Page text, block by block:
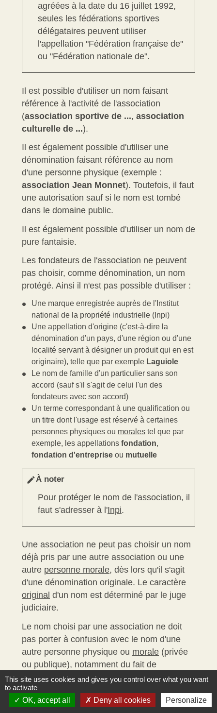
agréées à la date du 16 juillet 1992,
seules les fédérations sportives
délégataires peuvent utiliser
l'appellation "Fédération française de"
ou "Fédération nationale de".
Il est possible d'utiliser un nom faisant
référence à l'activité de l'association
(association sportive de ..., association
culturelle de ...).
Il est également possible d'utiliser une
dénomination faisant référence au nom
d'une personne physique (exemple :
association Jean Monnet). Toutefois, il faut
une autorisation sauf si le nom est tombé
dans le domaine public.
Il est également possible d'utiliser un nom de
pure fantaisie.
Les fondateurs de l'association ne peuvent
pas choisir, comme dénomination, un nom
protégé. Ainsi il n'est pas possible d'utiliser :
Une marque enregistrée auprès de l'Institut
national de la propriété industrielle (Inpi)
Une appellation d'origine (c'est-à-dire la
dénomination d'un pays, d'une région ou d'une
localité servant à désigner un produit qui en est
originaire), telle que par exemple Laguiole
Le nom de famille d'un particulier sans son
accord (sauf s'il s'agit de celui l'un des
fondateurs avec son accord)
Un terme correspondant à une qualification ou
un titre dont l'usage est réservé à certaines
personnes physiques ou morales tel que par
exemple, les appellations fondation,
fondation d'entreprise ou mutuelle
editÀ noter
Pour protéger le nom de l'association, il
faut s'adresser à l'Inpi.
Une association ne peut pas choisir un nom
déjà pris par une autre association ou une
autre personne morale, dès lors qu'il s'agit
d'une dénomination originale. Le caractère
original d'un nom est déterminé par le juge
judiciaire.
Le nom choisi par une association ne doit
pas porter à confusion avec le nom d'une
autre personne physique ou morale (privée
ou publique), notamment du fait de
l'utilisation de mots similaires.
Pour respecter cette obligation, il est utile de
vérifier si les dénominations envisagées ne
This site uses cookies and gives you control over what you want
to activate
OK, accept all
Deny all cookies Personalize